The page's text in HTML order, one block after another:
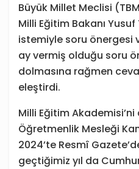
Büyük Millet Meclisi
Milli Eğitim Bakanı Yusuf
istemiyle soru önergesi
ay vermiş olduğu soru
dolmasına rağmen
eleştirdi.
Milli Eğitim
Öğretmenlik Mesleği
2024’te Resmî
geçtiğimiz yıl da